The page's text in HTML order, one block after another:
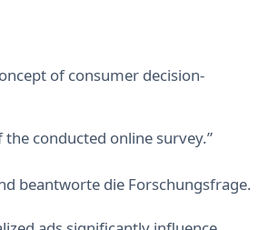
of consumer decision-
conducted online survey.”
beantworte die Forschungsfrage.